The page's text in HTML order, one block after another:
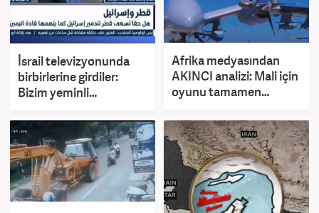
İsrail televizyonunda
birbirlerine girdiler:
Bizim yeminli
katiller
Afrika medyasından
AKINCI analizi: Mali için
oyunu tamamen